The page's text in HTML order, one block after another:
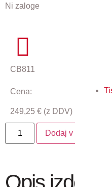
Ni zaloge
CB811
Cena:
249,25 € (z DDV)
Dodaj v košarico
Opis izdelka